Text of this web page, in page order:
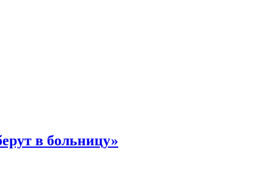
в больницу»